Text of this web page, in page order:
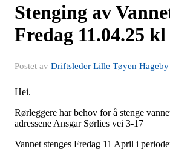
Stenging av
Fredag 11.04.25 kl
Postet av Driftsleder Lille Tøyen Hageby
Hei.
Rørleggere har behov for å stenge
adressene Ansgar Sørlies vei 3-17
Vannet stenges Fredag 11 April i